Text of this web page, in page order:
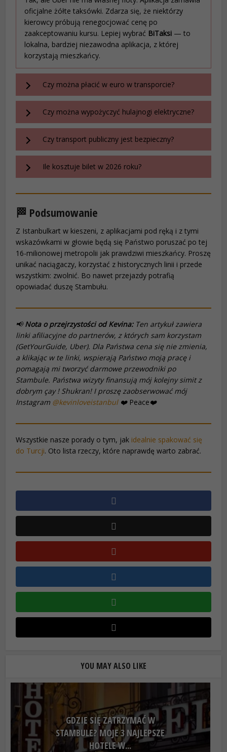
oficjalne żółte taksówki. Zdarza się, że niektórzy
kierowcy próbują renegocjować cenę po
zaakceptowaniu kursu. Lepiej wybrać BiTaksi— to
lokalna, bardziej niezawodna aplikacja, z której
korzystają mieszkańcy.
Czy można płacić w euro w transporcie?
Czy można wypożyczyć hulajnogi elektryczne?
Czy transport publiczny jest bezpieczny?
Ile kosztuje bilet w 2026 roku?
🏁 Podsumowanie
Z Istanbulkart w kieszeni, z aplikacjami pod ręką i z tymi
wskazówkami w głowie będą się Państwo poruszać po tej
16-milionowej metropolii jak prawdziwi mieszkańcy. Proszę
unikać naciągaczy, korzystać z historycznych linii i przede
wszystkim: zwolnić. Bo nawet przejazdy potrafią
opowiadać duszę Stambułu.
📢Nota o przejrzystości od Kevina:Ten artykuł zawiera
linki afiliacyjne do partnerów, z których sam korzystam
(GetYourGuide, Uber). Dla Państwa cena się nie zmienia,
a klikając w te linki, wspierają Państwo moją pracę i
pomagają mi tworzyć darmowe przewodniki po
Stambule. Państwa wizyty finansują mój kolejnysimitz
dobrym çay! Shukran! I proszę zaobserwować mój
Instagram @kevinloveistanbul❤️Peace❤️
Wszystkie nasze porady o tym, jak idealnie spakować się
do Turcji. Oto lista rzeczy, które naprawdę warto zabrać.
YOU MAY ALSO LIKE
GDZIE SIĘ ZATRZYMAĆ W
STAMBULE? MOJE 3 NAJLEPSZE
HOTELE W...